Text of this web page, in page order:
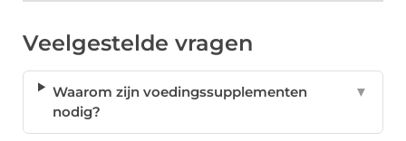
Veelgestelde vragen
Waarom zijn voedingssupplementen
nodig?
▼